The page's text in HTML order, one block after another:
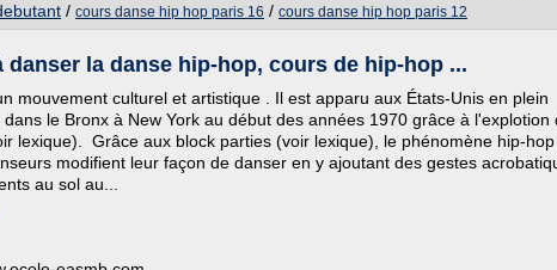
/ cours danse hip hop paris 16 / cours danse hip hop paris 12
danser la danse hip-hop, cours de hip-hop ...
mouvement culturel et artistique . Il est apparu aux États-Unis en plein
le Bronx à New York au début des années 1970 grâce à l'explotion
lexique). Grâce aux block parties (voir lexique), le phénomène hip-hop
modifient leur façon de danser en y ajoutant des gestes
au sol au...